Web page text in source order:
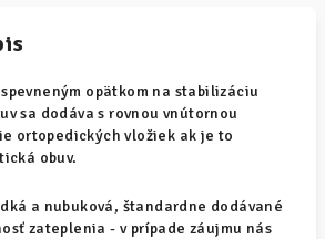
opätkom na stabilizáciu
sa dodáva s rovnou vnútornou
ortopedických vložiek ak je to
obuv.
a nubuková, štandardne dodávané
zateplenia - v prípade záujmu nás